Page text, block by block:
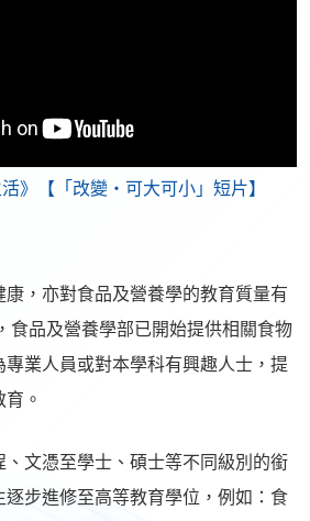
活》【「改變‧可大可小」短片】
，亦對食品及營養學的教育質量有
食品及營養學部已開始提供相關食物
業人員或對本學科有興趣人士，提
。
文憑至學士、碩士等不同級別的銜
步進修至高等教育學位，例如：食